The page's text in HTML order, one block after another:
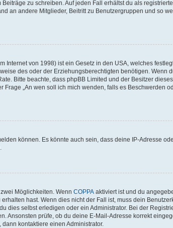
zu schreiben. Auf jeden Fall erhältst du als
an andere Mitglieder, Beitritt zu Benutzergruppen und so
Internet von 1998) ist ein Gesetz in den USA, welches
des oder der Erziehungsberechtigten benötigen. Wenn
Bitte beachte, dass phpBB Limited und der Besitzer
„An wen soll ich mich wenden, falls es Beschwerden
können. Es könnte auch sein, dass deine IP-Adresse
Möglichkeiten. Wenn COPPA aktiviert ist und du
hast. Wenn dies nicht der Fall ist, muss dein
dies selbst erledigen oder ein Administrator. Bei der
Ansonsten prüfe, ob du deine E-Mail-Adresse korrekt
kontaktiere einen Administrator.